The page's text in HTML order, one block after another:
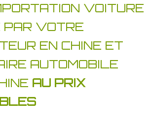
VOITURE
PAR VOTRE
EN CHINE ET
AUTOMOBILE
AU PRIX